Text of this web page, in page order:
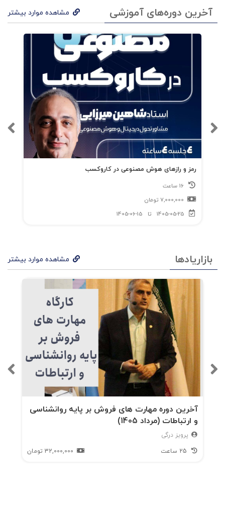
آخرین دوره‌های آموزشی مشاهده موارد بیشتر
رمز و رازهای هوش مصنوعی در کاروکسب
7,000,000 تومان
1405-05-25
تا 1405-06-15
بازاریادها مشاهده موارد بیشتر
آخرین دوره مهارت های فروش بر پایه روانشناسی
و ارتباطات (مرداد 1405)
پرویز درگی
32,000,000 تومان